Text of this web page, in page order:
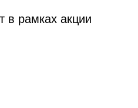
в рамках акции